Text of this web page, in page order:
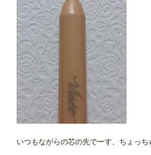
いつもながらの芯の先でーす、ちょっち